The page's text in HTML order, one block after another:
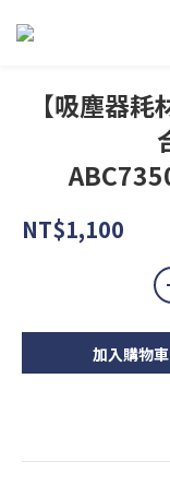
【吸塵器
NT$1,100
加入購物車